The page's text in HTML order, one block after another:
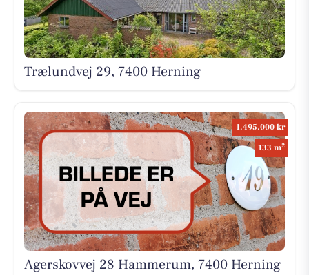
Trælundvej 29, 7400 Herning
1.495.000 kr
133 m2
Agerskovvej 28 Hammerum, 7400 Herning